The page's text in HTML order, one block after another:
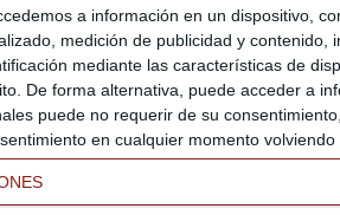
a información en un dispositivo,
medición de publicidad y contenido,
mediante las características de
De forma alternativa, puede acceder a
puede no requerir de su
en cualquier momento